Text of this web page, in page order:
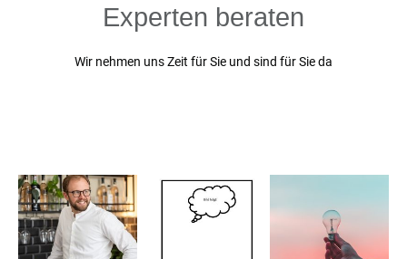
Experten beraten
Wir nehmen uns Zeit für Sie und sind für Sie da